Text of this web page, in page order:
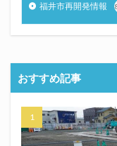
福井市再開発情報
おすすめ記事